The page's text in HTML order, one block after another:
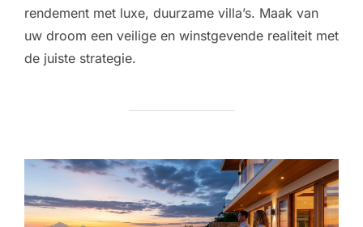
rendement met luxe, duurzame villa’s. Maak van
uw droom een veilige en winstgevende realiteit met
de juiste strategie.